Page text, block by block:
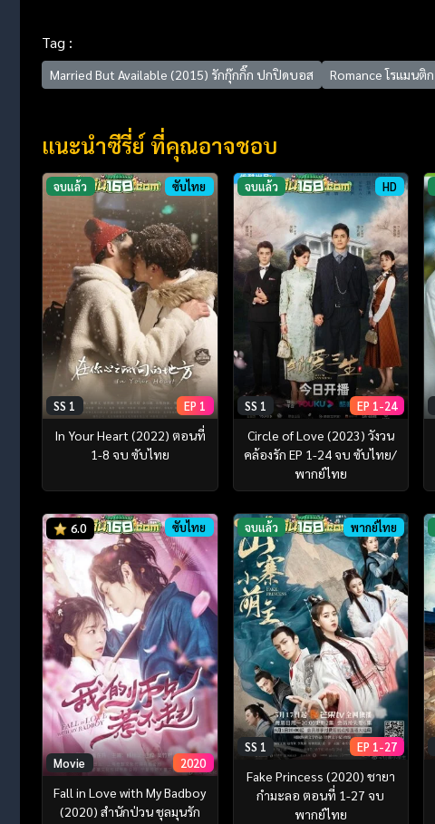
Tag :
Married But Available (2015) รักกุ๊กกิ๊ก ปกปิดบอส Romance โรแมนติก
แนะนำซีรี่ย์ ที่คุณอาจชอบ
จบแล้ว ซับไทย
SS 1 EP 1
In Your Heart (2022) ตอนที่
1-8 จบ ซับไทย
จบแล้ว HD
SS 1 EP 1-24
Circle of Love (2023) วังวน
คล้องรัก EP 1-24 จบ ซับไทย/
พากย์ไทย
6.0 ซับไทย
Movie 2020
Fall in Love with My Badboy
(2020) สำนักป่วน ชุลมุนรัก
จบแล้ว พากย์ไทย
SS 1 EP 1-27
Fake Princess (2020) ชายา
กำมะลอ ตอนที่ 1-27 จบ
พากย์ไทย